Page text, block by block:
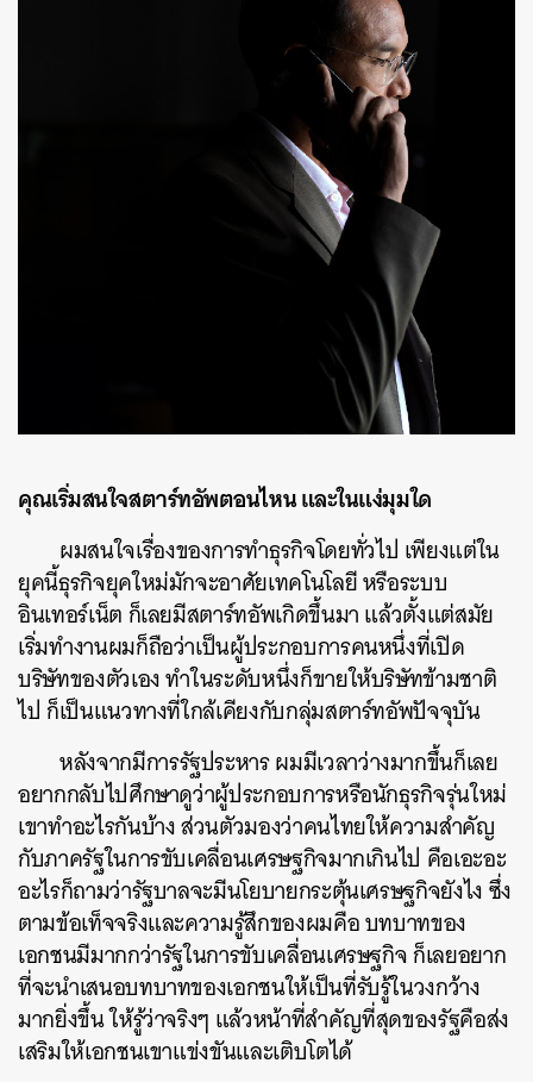
คุณเริ่มสนใจสตาร์ทอัพตอนไหน และในแง่มุมใด
ผมสนใจเรื่องของการทำธุรกิจโดยทั่วไป เพียงแต่ใน
ยุคนี้ธุรกิจยุคใหม่มักจะอาศัยเทคโนโลยี หรือระบบ
อินเทอร์เน็ต ก็เลยมีสตาร์ทอัพเกิดขึ้นมา แล้วตั้งแต่สมัย
เริ่มทำงานผมก็ถือว่าเป็นผู้ประกอบการคนหนึ่งที่เปิด
บริษัทของตัวเอง ทำในระดับหนึ่งก็ขายให้บริษัทข้ามชาติ
ไป ก็เป็นแนวทางที่ใกล้เคียงกับกลุ่มสตาร์ทอัพปัจจุบัน
หลังจากมีการรัฐประหาร ผมมีเวลาว่างมากขึ้นก็เลย
อยากกลับไปศึกษาดูว่าผู้ประกอบการหรือนักธุรกิจรุ่นใหม่
เขาทำอะไรกันบ้าง ส่วนตัวมองว่าคนไทยให้ความสำคัญ
กับภาครัฐในการขับเคลื่อนเศรษฐกิจมากเกินไป คือเอะอะ
อะไรก็ถามว่ารัฐบาลจะมีนโยบายกระตุ้นเศรษฐกิจยังไง ซึ่ง
ตามข้อเท็จจริงและความรู้สึกของผมคือ บทบาทของ
เอกชนมีมากกว่ารัฐในการขับเคลื่อนเศรษฐกิจ ก็เลยอยาก
ที่จะนำเสนอบทบาทของเอกชนให้เป็นที่รับรู้ในวงกว้าง
มากยิ่งขึ้น ให้รู้ว่าจริงๆ แล้วหน้าที่สำคัญที่สุดของรัฐคือส่ง
เสริมให้เอกชนเขาแข่งขันและเติบโตได้